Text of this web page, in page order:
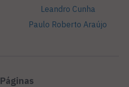
Leandro Cunha
Paulo Roberto Araújo
Páginas